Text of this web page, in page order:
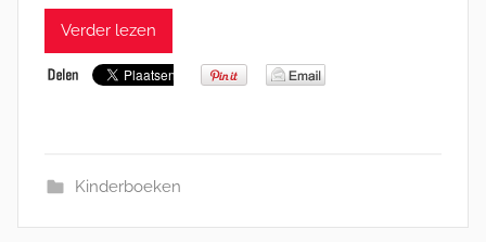
Verder lezen
Kinderboeken